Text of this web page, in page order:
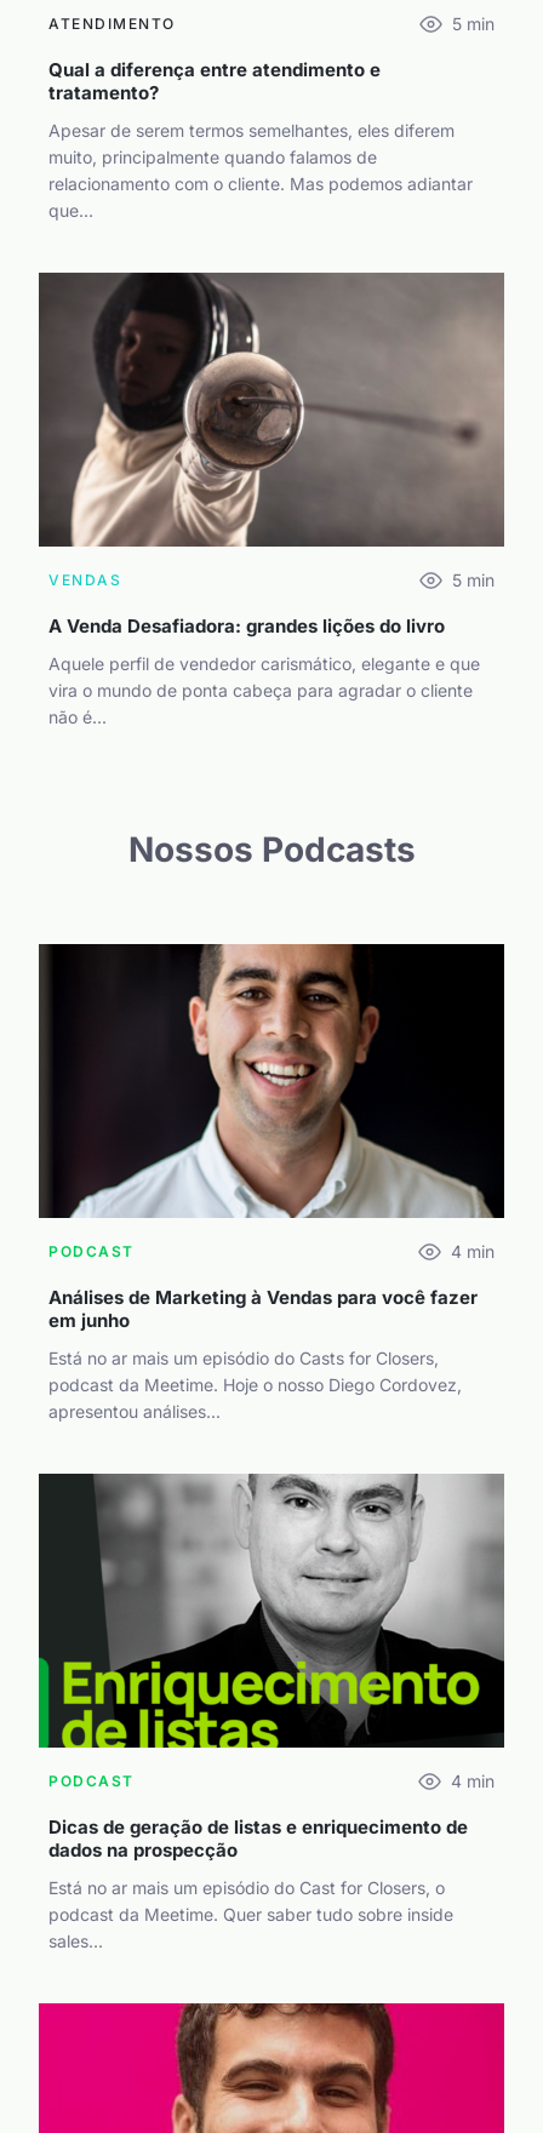
ATENDIMENTO 5 min
Qual a diferença entre atendimento e
tratamento?
Apesar de serem termos semelhantes, eles diferem
muito, principalmente quando falamos de
relacionamento com o cliente. Mas podemos adiantar
que...
VENDAS 5 min
A Venda Desafiadora: grandes lições do livro
Aquele perfil de vendedor carismático, elegante e que
vira o mundo de ponta cabeça para agradar o cliente
não é...
Nossos Podcasts
PODCAST 4 min
Análises de Marketing à Vendas para você fazer
em junho
Está no ar mais um episódio do Casts for Closers,
podcast da Meetime. Hoje o nosso Diego Cordovez,
apresentou análises...
PODCAST 4 min
Dicas de geração de listas e enriquecimento de
dados na prospecção
Está no ar mais um episódio do Cast for Closers, o
podcast da Meetime. Quer saber tudo sobre inside
sales...